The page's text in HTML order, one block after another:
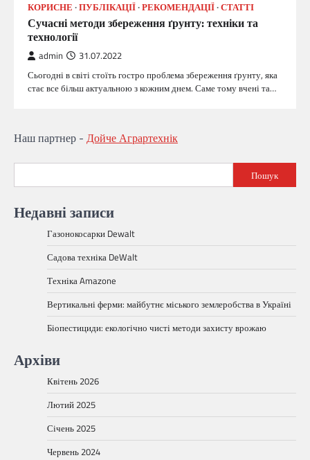
КОРИСНЕ ПУБЛІКАЦІЇ РЕКОМЕНДАЦІЇ СТАТТІ
Сучасні методи збереження ґрунту: техніки та
технології
admin 31.07.2022
Сьогодні в світі стоїть гостро проблема збереження ґрунту, яка
стає все більш актуальною з кожним днем. Саме тому вчені та…
Наш партнер - Дойче Аграртехнік
Пошук
Недавні записи
Газонокосарки Dewalt
Садова техніка DeWalt
Техніка Amazone
Вертикальні ферми: майбутнє міського землеробства в Україні
Біопестициди: екологічно чисті методи захисту врожаю
Архіви
Квітень 2026
Лютий 2025
Січень 2025
Червень 2024